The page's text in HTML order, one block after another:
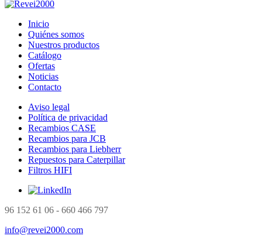
Inicio
Quiénes somos
Nuestros productos
Catálogo
Ofertas
Noticias
Contacto
Aviso legal
Política de privacidad
Recambios CASE
Recambios para JCB
Recambios para Liebherr
Repuestos para Caterpillar
Filtros HIFI
96 152 61 06 - 660 466 797
info@revei2000.com